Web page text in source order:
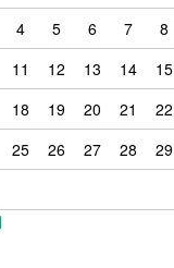
4 5 6 7 8
11 12 13 14 15
18 19 20 21 22
25 26 27 28 29